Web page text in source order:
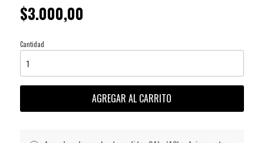
$3.000,00
Cantidad
AGREGAR AL CARRITO